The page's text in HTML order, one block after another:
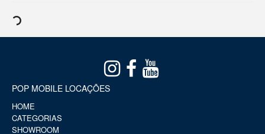
POP MOBILE LOCAÇÕES
HOME
CATEGORIAS
SHOWROOM